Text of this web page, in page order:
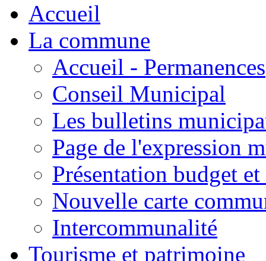
Accueil
La commune
Accueil - Permanences
Conseil Municipal
Les bulletins
Page de l'expression
Présentation budget
Nouvelle carte
Intercommunalité
Tourisme et patrimoine